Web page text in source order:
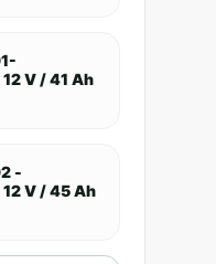
V / 41 Ah
-
V / 45 Ah